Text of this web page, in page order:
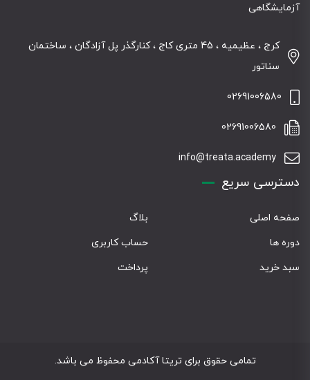
آزمایشگاهی
کرج ، عظیمیه ، 45 متری کاج ، کنارگذر پل آزادگان ، ساختمان
سناتور
02691006580
02691006580
info@treata.academy
دسترسی سریع
صفحه اصلی
بلاگ
دوره ها
حساب کاربری
سبد خرید
پرداخت
تمامی حقوق برای تریتا آکادمی محفوظ می باشد.